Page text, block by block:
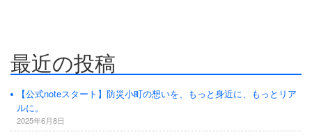
最近の投稿
【公式noteスタート】防災小町の想いを、もっと身近に、もっとリア
ルに。
2025年6月8日